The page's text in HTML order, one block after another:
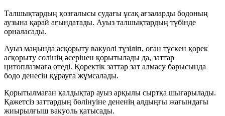
Талшықтардың қозғалысы судағы ұсақ ағзаларды бодоның
аузына қарай ағындатады. Ауыз талшықтардың түбінде
орналасады.
Ауыз маңында асқорыту вакуолі түзіліп, оған түскен қорек
асқорыту сөлінің әсерінен қорытылады да, заттар
цитоплазмаға өтеді. Қоректік заттар зат алмасу барысында
бодо денесін құрауға жұмсалады.
Қорытылмаған қалдықтар ауыз арқылы сыртқа шығарылады.
Қажетсіз заттардың бөлінуіне дененің алдыңғы жағындағы
жиырылғыш вакуоль қатысады.